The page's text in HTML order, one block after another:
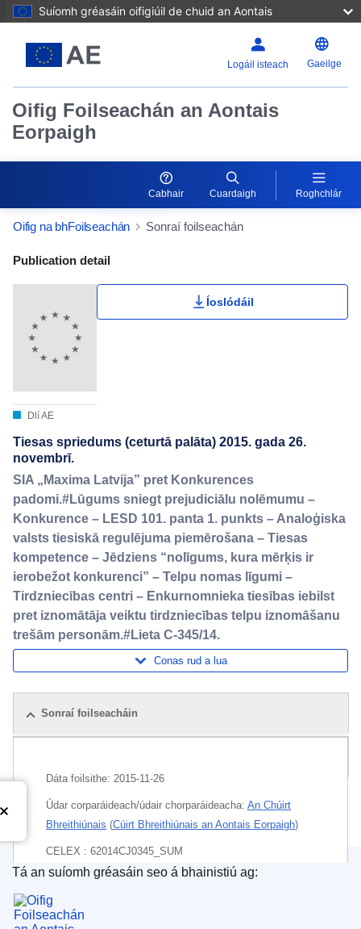
Suíomh gréasáin oifigiúil de chuid an Aontais
Logáil isteach Gaeilge
Oifig Foilseachán an Aontais
Eorpaigh
Cabhair Cuardaigh Roghchlár
Oifig na bhFoilseachán Sonraí foilseachán
Publication Detail Actions Portlet
Publication detail
Dlí AE
Íoslódáil
Tiesas spriedums (ceturtā palāta) 2015. gada 26.
novembrī.
SIA „Maxima Latvija” pret Konkurences
padomi.#Lūgums sniegt prejudiciālu nolēmumu –
Konkurence – LESD 101. panta 1. punkts – Analoģiska
valsts tiesiskā regulējuma piemērošana – Tiesas
kompetence – Jēdziens “nolīgums, kura mērķis ir
ierobežot konkurenci” – Telpu nomas līgumi –
Tirdzniecības centri – Enkurnomnieka tiesības iebilst
pret iznomātāja veiktu tirdzniecības telpu iznomāšanu
trešām personām.#Lieta C-345/14.
Conas rud a lua
Sonraí foilseacháin
Dáta foilsithe: 2015-11-26
Údar corparáideach/údair chorparáideacha: An Chúirt
Bhreithiúnais (Cúirt Bhreithiúnais an Aontais Eorpaigh)
CELEX : 62014CJ0345_SUM
Released on EU publications website:
Oifig Foilseachán an Aontais Eorpaigh
Tá an suíomh gréasáin seo á bhainistiú ag: